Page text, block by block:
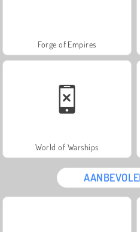
Forge of Empires
World of Warships